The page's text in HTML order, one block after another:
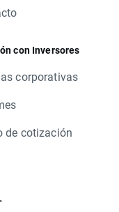
con Inversores
corporativas
de cotización